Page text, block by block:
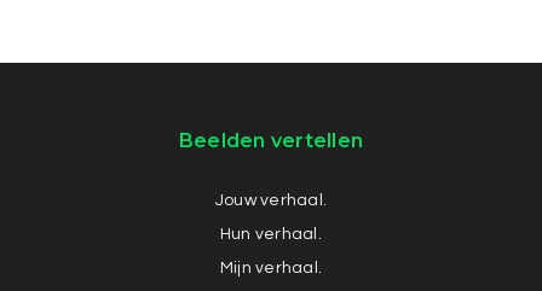
Beelden vertellen
Jouw verhaal.
Hun verhaal.
Mijn verhaal.